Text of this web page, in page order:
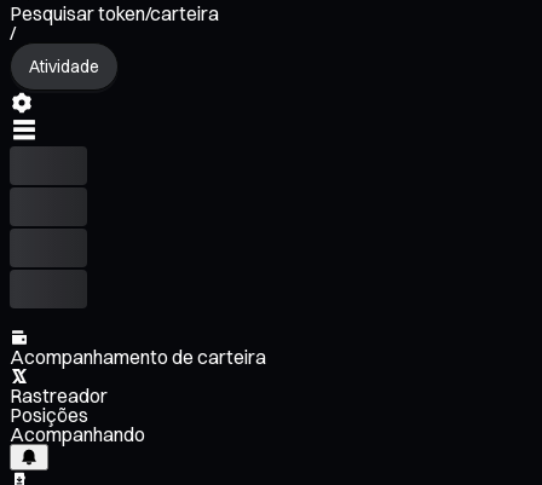
Pesquisar token/carteira
/
Atividade
Acompanhamento de carteira
Rastreador
Posições
Acompanhando